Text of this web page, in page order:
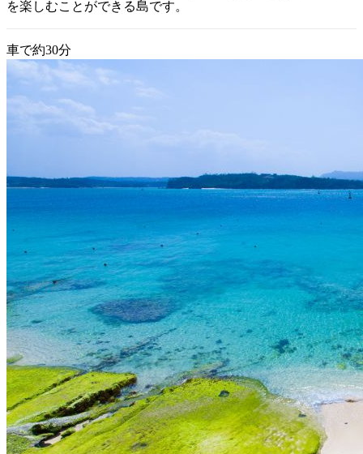
を楽しむことができる島です。
車で約30分